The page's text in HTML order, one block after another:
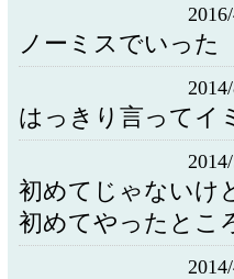
ノーミスでいった
はっきり言ってイ
初めてじゃないけ
初めてやったとこ